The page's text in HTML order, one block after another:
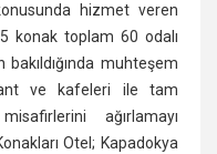
hizmet veren
konak toplam 60 odalı
muhteşem
ve kafeleri ile tam
ağırlamayı
Otel; Kapadokya